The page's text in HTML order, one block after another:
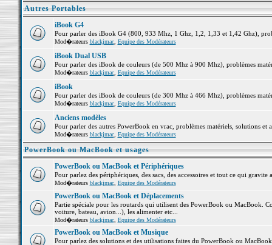
Autres Portables
iBook G4
Pour parler des iBook G4 (800, 933 Mhz, 1 Ghz, 1,2, 1,33 et 1,42 Ghz),
Mod�rateurs blackjmac, Equipe des Modérateurs
iBook Dual USB
Pour parler des iBook de couleurs (de 500 Mhz à 900 Mhz), problèmes
Mod�rateurs blackjmac, Equipe des Modérateurs
iBook
Pour parler des iBook de couleurs (de 300 Mhz à 466 Mhz), problèmes
Mod�rateurs blackjmac, Equipe des Modérateurs
Anciens modèles
Pour parler des autres PowerBook en vrac, problèmes matériels, solutions et
Mod�rateurs blackjmac, Equipe des Modérateurs
PowerBook ou MacBook et usages
PowerBook ou MacBook et Périphériques
Pour parlez des périphériques, des sacs, des accessoires et tout ce qui
Mod�rateurs blackjmac, Equipe des Modérateurs
PowerBook ou MacBook et Déplacements
Partie spéciale pour les routards qui utilisent des PowerBook ou MacBook.
voiture, bateau, avion...), les alimenter etc...
Mod�rateurs blackjmac, Equipe des Modérateurs
PowerBook ou MacBook et Musique
Pour parlez des solutions et des utilisations faites du PowerBook ou